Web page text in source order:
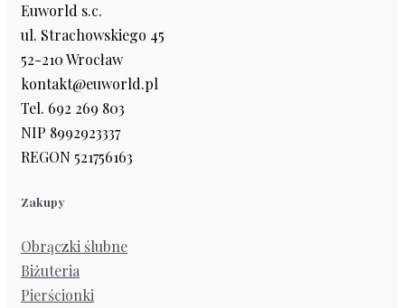
Euworld s.c.
ul. Strachowskiego 45
52-210 Wrocław
kontakt@euworld.pl
Tel. 692 269 803
NIP 8992923337
REGON 521756163
Zakupy
Obrączki ślubne
Biżuteria
Pierścionki